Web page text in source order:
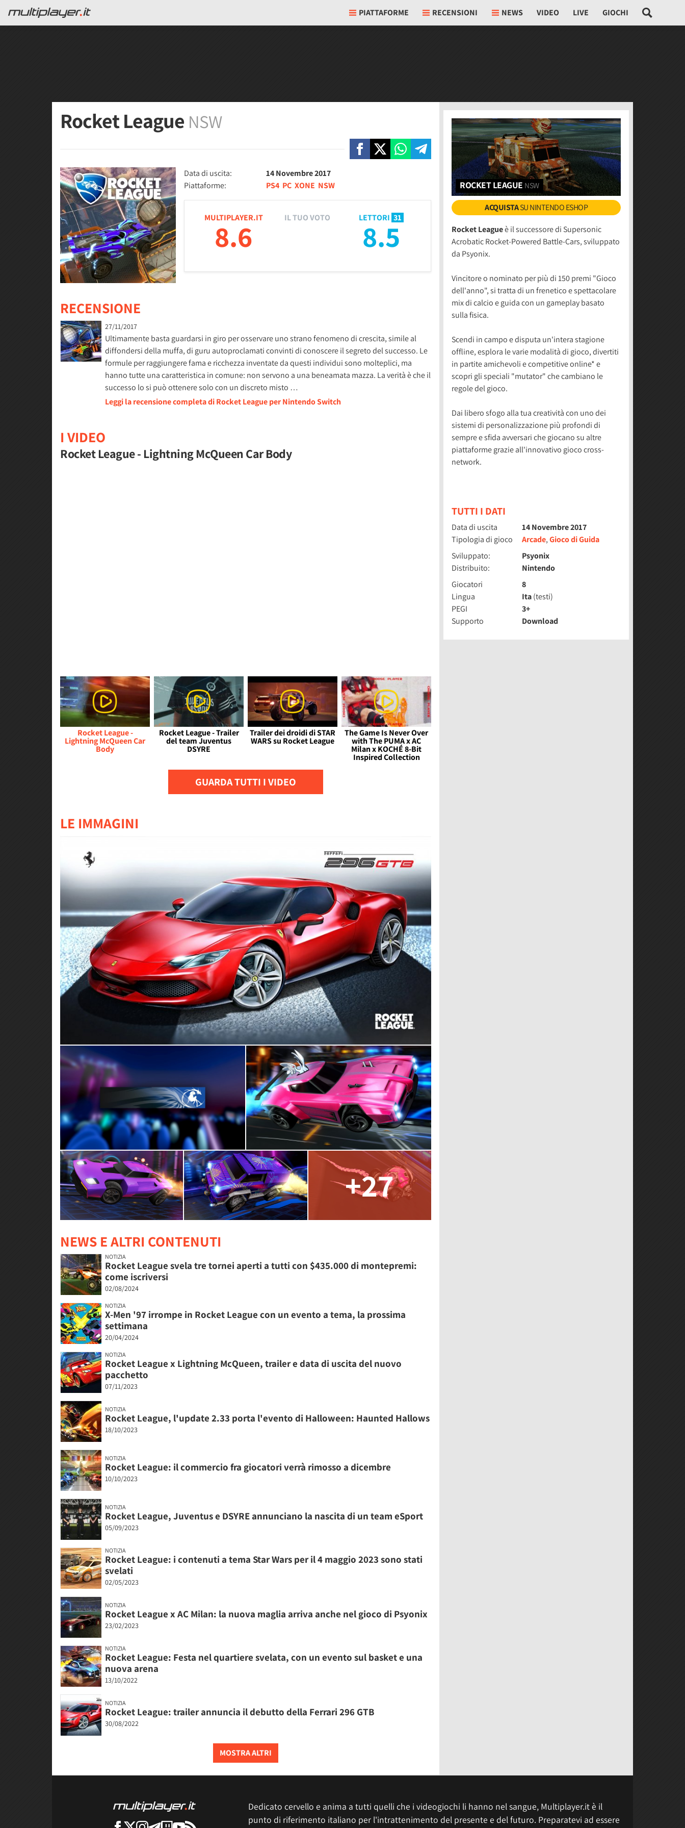
PIATTAFORME RECENSIONI NEWS VIDEO LIVE GIOCHI
Rocket League NSW
Data di uscita:
14 Novembre 2017
Piattaforme:
PS4 PC XONE NSW
MULTIPLAYER.IT
8.6
LETTORI 31
8.5
IL TUO VOTO
RECENSIONE
27/11/2017
Ultimamente basta guardarsi in giro per osservare uno strano fenomeno di crescita, simile al
diffondersi della muffa, di guru autoproclamati convinti di conoscere il segreto del successo. Le
formule per raggiungere fama e ricchezza inventate da questi individui sono molteplici, ma
hanno tutte una caratteristica in comune: non servono a una beneamata mazza. La verità è che il
successo lo si può ottenere solo con un discreto misto …
Leggi la recensione completa di Rocket League per Nintendo Switch
I VIDEO
Rocket League - Lightning McQueen Car Body
Rocket League -
Lightning McQueen Car
Body
Rocket League - Trailer
del team Juventus
DSYRE
Trailer dei droidi di STAR
WARS su Rocket League
The Game Is Never Over
with The PUMA x AC
Milan x KOCHÉ 8-Bit
Inspired Collection
GUARDA TUTTI I VIDEO
LE IMMAGINI
+27
NEWS E ALTRI CONTENUTI
NOTIZIA
Rocket League svela tre tornei aperti a tutti con $435.000 di montepremi:
come iscriversi
02/08/2024
NOTIZIA
X-Men '97 irrompe in Rocket League con un evento a tema, la prossima
settimana
20/04/2024
NOTIZIA
Rocket League x Lightning McQueen, trailer e data di uscita del nuovo
pacchetto
07/11/2023
NOTIZIA
Rocket League, l'update 2.33 porta l'evento di Halloween: Haunted Hallows
18/10/2023
NOTIZIA
Rocket League: il commercio fra giocatori verrà rimosso a dicembre
10/10/2023
NOTIZIA
Rocket League, Juventus e DSYRE annunciano la nascita di un team eSport
05/09/2023
NOTIZIA
Rocket League: i contenuti a tema Star Wars per il 4 maggio 2023 sono stati
svelati
02/05/2023
NOTIZIA
Rocket League x AC Milan: la nuova maglia arriva anche nel gioco di Psyonix
23/02/2023
NOTIZIA
Rocket League: Festa nel quartiere svelata, con un evento sul basket e una
nuova arena
13/10/2022
NOTIZIA
Rocket League: trailer annuncia il debutto della Ferrari 296 GTB
30/08/2022
MOSTRA ALTRI
ROCKET LEAGUE NSW
ACQUISTASU NINTENDO ESHOP
Rocket Leagueè il successore di Supersonic
Acrobatic Rocket-Powered Battle-Cars, sviluppato
da Psyonix.
Vincitore o nominato per più di 150 premi "Gioco
dell'anno", si tratta di un frenetico e spettacolare
mix di calcio e guida con un gameplay basato
sulla fisica.
Scendi in campo e disputa un'intera stagione
offline, esplora le varie modalità di gioco, divertiti
in partite amichevoli e competitive online* e
scopri gli speciali "mutator" che cambiano le
regole del gioco.
Dai libero sfogo alla tua creatività con uno dei
sistemi di personalizzazione più profondi di
sempre e sfida avversari che giocano su altre
piattaforme grazie all'innovativo gioco cross-
network.
TUTTI I DATI
Data di uscita
14 Novembre 2017
Tipologia di gioco
Arcade,Gioco di Guida
Sviluppato:
Psyonix
Distribuito:
Nintendo
Giocatori
8
Lingua
Ita(testi)
PEGI
3+
Supporto
Download
Dedicato cervello e anima a tutti quelli che i videogiochi li hanno nel sangue, Multiplayer.it è il
punto di riferimento italiano per l'intrattenimento del presente e del futuro. Preparatevi ad essere